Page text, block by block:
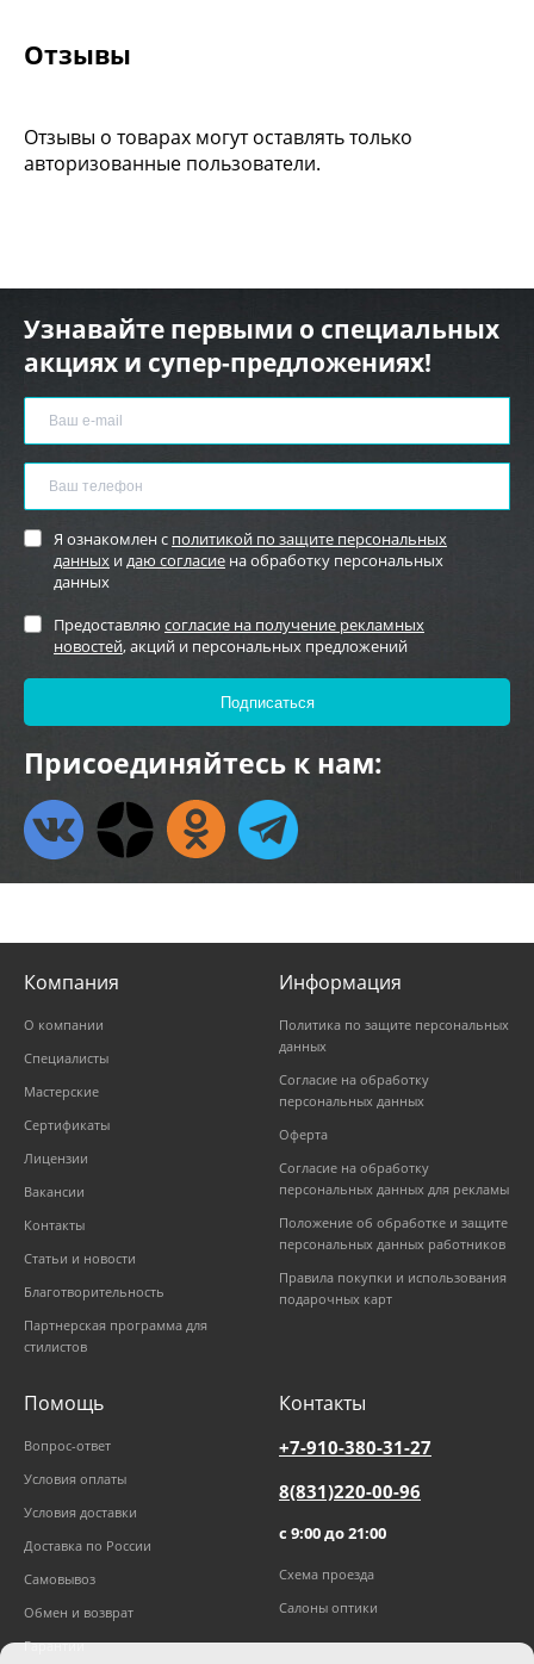
Отзывы
Отзывы о товарах могут оставлять только
авторизованные пользователи.
Узнавайте первыми о специальных
акциях и супер-предложениях!
Я ознакомлен с политикой по защите персональных
данных идаю согласие на обработку персональных
данных
Предоставляю согласие на получение рекламных
новостей, акций и персональных предложений
Присоединяйтесь к нам:
Компания
О компании
Специалисты
Мастерские
Сертификаты
Лицензии
Вакансии
Контакты
Статьи и новости
Благотворительность
Партнерская программа для
стилистов
Информация
Политика по защите персональных
данных
Согласие на обработку
персональных данных
Оферта
Согласие на обработку
персональных данных для рекламы
Положение об обработке и защите
персональных данных работников
Правила покупки и использования
подарочных карт
Помощь
Вопрос-ответ
Условия оплаты
Условия доставки
Доставка по России
Самовывоз
Обмен и возврат
Гарантии
Контакты
+7-910-380-31-27
8(831)220-00-96
с 9:00 до 21:00
Схема проезда
Салоны оптики